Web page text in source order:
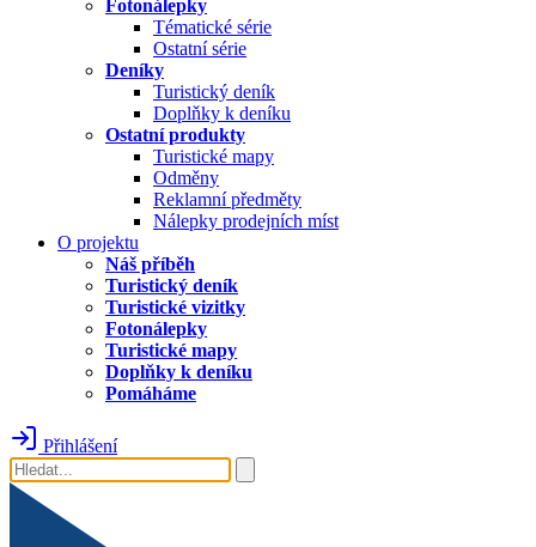
Fotonálepky
Tématické série
Ostatní série
Deníky
Turistický deník
Doplňky k deníku
Ostatní produkty
Turistické mapy
Odměny
Reklamní předměty
Nálepky prodejních míst
O projektu
Náš příběh
Turistický deník
Turistické vizitky
Fotonálepky
Turistické mapy
Doplňky k deníku
Pomáháme
Přihlášení